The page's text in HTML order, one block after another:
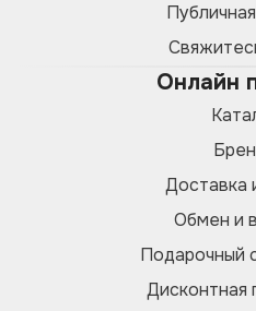
Онлайн
Доставка
Обмен и
Подарочный
Дисконтная